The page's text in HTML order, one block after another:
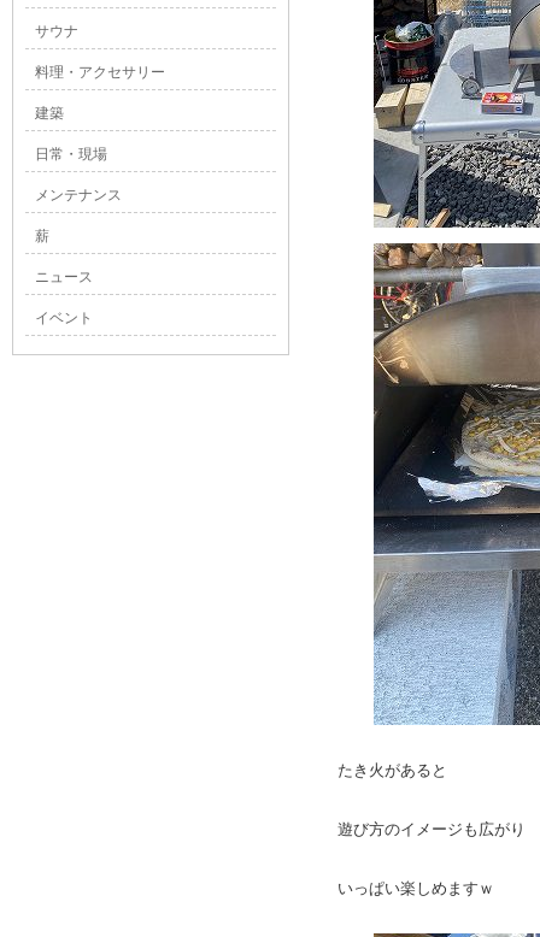
たき火があると
遊び方のイメージも広がり
いっぱい楽しめますｗ
サウナ
料理・アクセサリー
建築
日常・現場
メンテナンス
薪
ニュース
イベント